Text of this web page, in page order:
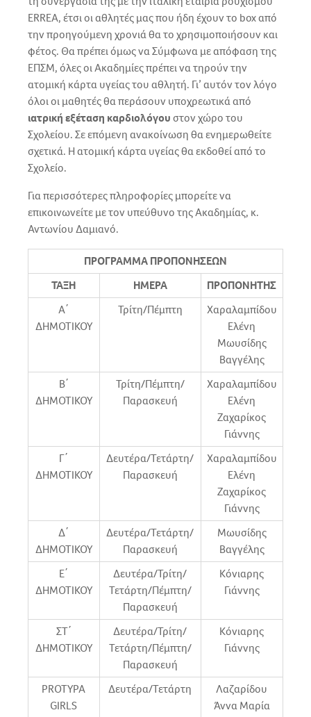
ERREA, έτσι οι αθλητές μας που ήδη έχουν το box από
την προηγούμενη χρονιά θα το χρησιμοποιήσουν και
φέτος. Θα πρέπει όμως να Σύμφωνα με απόφαση της
ΕΠΣΜ, όλες οι Ακαδημίες πρέπει να τηρούν την
ατομική κάρτα υγείας του αθλητή. Γι’ αυτόν τον λόγο
όλοι οι μαθητές θα περάσουν υποχρεωτικά από
ιατρική εξέταση καρδιολόγουστον χώρο του
Σχολείου. Σε επόμενη ανακοίνωση θα ενημερωθείτε
σχετικά. Η ατομική κάρτα υγείας θα εκδοθεί από το
Σχολείο.
Για περισσότερες πληροφορίες μπορείτε να
επικοινωνείτε με τον υπεύθυνο της Ακαδημίας, κ.
Αντωνίου Δαμιανό.
ΠΡΟΓΡΑΜΜΑΠΡΟΠΟΝΗΣΕΩΝ
ΤΑΞΗ
ΗΜΕΡΑ
ΠΡΟΠΟΝΗΤΗΣ
Α΄
ΔΗΜΟΤΙΚΟΥ
Τρίτη/Πέμπτη
Χαραλαμπίδου
Ελένη
Μωυσίδης
Βαγγέλης
Β΄
ΔΗΜΟΤΙΚΟΥ
Τρίτη/Πέμπτη/
Παρασκευή
Χαραλαμπίδου
Ελένη
Ζαχαρίκος
Γιάννης
Γ΄
ΔΗΜΟΤΙΚΟΥ
Δευτέρα/Τετάρτη/
Παρασκευή
Χαραλαμπίδου
Ελένη
Ζαχαρίκος
Γιάννης
Δ΄
ΔΗΜΟΤΙΚΟΥ
Δευτέρα/Τετάρτη/
Παρασκευή
Μωυσίδης
Βαγγέλης
Ε΄
ΔΗΜΟΤΙΚΟΥ
Δευτέρα/Τρίτη/
Τετάρτη/Πέμπτη/
Παρασκευή
Κόνιαρης
Γιάννης
ΣΤ΄
ΔΗΜΟΤΙΚΟΥ
Δευτέρα/Τρίτη/
Τετάρτη/Πέμπτη/
Παρασκευή
Κόνιαρης
Γιάννης
PROTYPA
GIRLS
Δευτέρα/Τετάρτη
Λαζαρίδου
Άννα Μαρία